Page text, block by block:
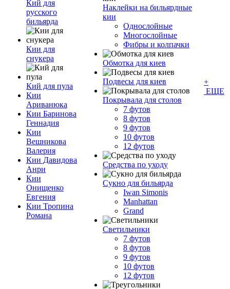
Кий для
русского
бильярда
Кии для
снукера
Кий для пула
Кии
Ариванюка
Кии Баринова
Геннадия
Кии
Вешникова
Валерия
Кии Давидова
Анри
Кии
Онищенко
Евгения
Кии Тропина
Романа
Наклейки на бильярдные
кии
Однослойные
Многослойные
Фибры и колпачки
Обмотка для киев
Подвесы для киев
Покрывала для столов
7 футов
8 футов
9 футов
10 футов
12 футов
Средства по уходу
Сукно для бильярда
Iwan Simonis
Manhattan
Grand
Светильники
7 футов
8 футов
9 футов
10 футов
12 футов
+
ЕЩЕ